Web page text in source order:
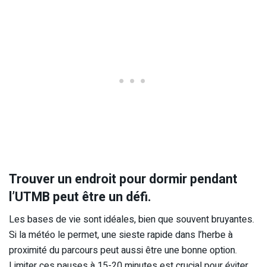
Trouver un endroit pour dormir pendant
l’UTMB peut être un défi.
Les bases de vie sont idéales, bien que souvent bruyantes.
Si la météo le permet, une sieste rapide dans l’herbe à
proximité du parcours peut aussi être une bonne option.